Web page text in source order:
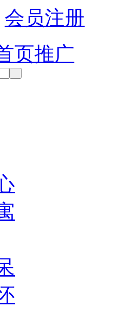
会员注册
页推广